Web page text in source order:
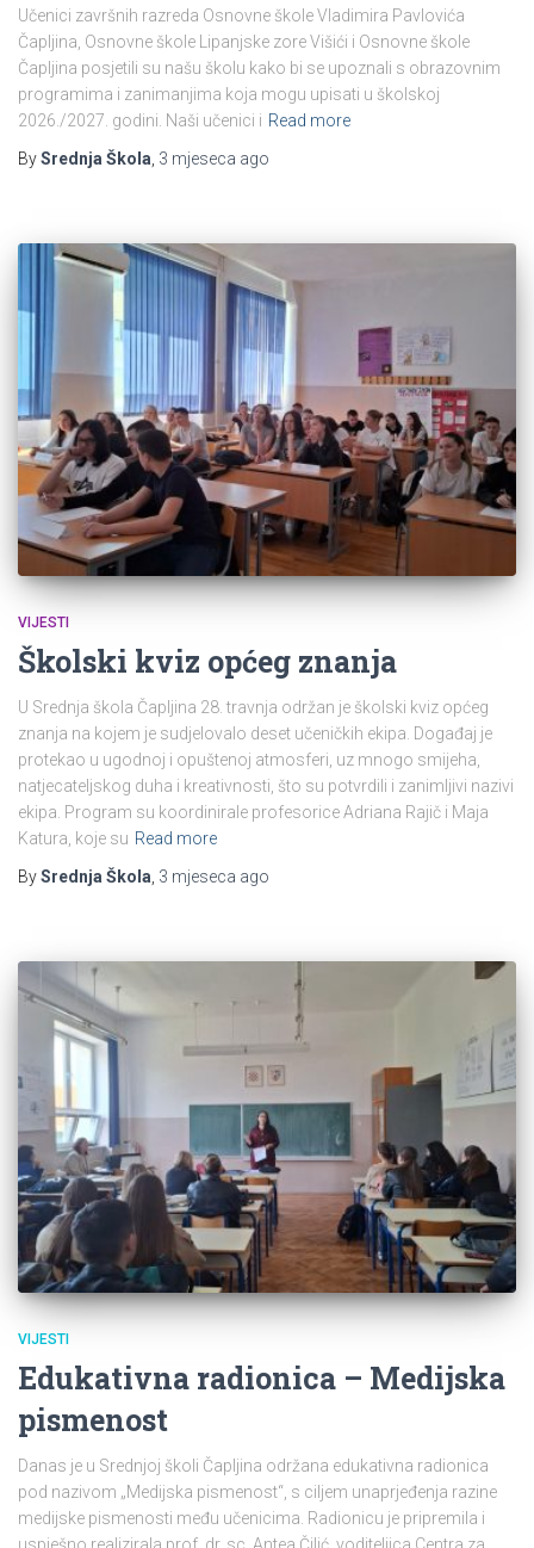
Učenici završnih razreda Osnovne škole Vladimira Pavlovića
Čapljina, Osnovne škole Lipanjske zore Višići i Osnovne škole
Čapljina posjetili su našu školu kako bi se upoznali s obrazovnim
programima i zanimanjima koja mogu upisati u školskoj
2026./2027. godini. Naši učenici i Read more
BySrednja Škola 3 mjeseca ago
VIJESTI
Školski kviz općeg znanja
U Srednja škola Čapljina 28. travnja održan je školski kviz općeg
znanja na kojem je sudjelovalo deset učeničkih ekipa. Događaj je
protekao u ugodnoj i opuštenoj atmosferi, uz mnogo smijeha,
natjecateljskog duha i kreativnosti, što su potvrdili i zanimljivi nazivi
ekipa. Program su koordinirale profesorice Adriana Rajič i Maja
Katura, koje su Read more
BySrednja Škola 3 mjeseca ago
VIJESTI
Edukativna radionica – Medijska
pismenost
Danas je u Srednjoj školi Čapljina održana edukativna radionica
pod nazivom „Medijska pismenost“, s ciljem unaprjeđenja razine
medijske pismenosti među učenicima. Radionicu je pripremila i